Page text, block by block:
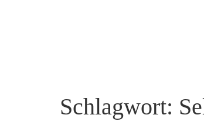
Schlagwort: